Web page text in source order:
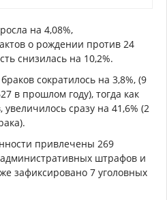
на 4,08%,
о рождении против 24
снизилась на 10,2%.
сократилось на 3,8%, (9
в прошлом году), тогда как
сразу на 41,6% (2
привлечены 269
штрафов и
зафиксировано 7 уголовных